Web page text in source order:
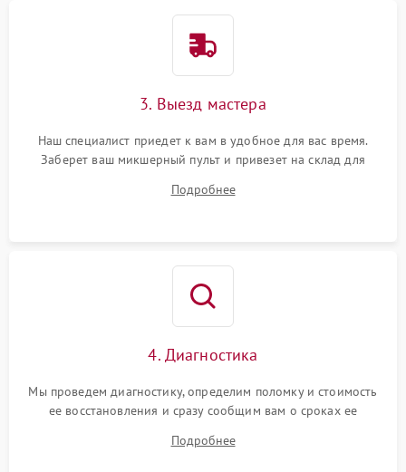
3. Выезд мастера
Наш специалист приедет к вам в удобное для вас время.
Заберет ваш микшерный пульт и привезет на склад для
Подробнее
4. Диагностика
Мы проведем диагностику, определим поломку и стоимость
ее восстановления и сразу сообщим вам о сроках ее
Подробнее